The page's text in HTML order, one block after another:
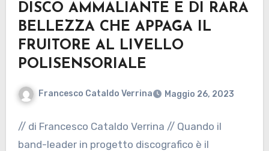
DISCO AMMALIANTE E DI RARA
BELLEZZA CHE APPAGA IL
FRUITORE AL LIVELLO
POLISENSORIALE
Francesco Cataldo Verrina Maggio 26, 2023
// di Francesco Cataldo Verrina // Quando il
band-leader in progetto discografico è il